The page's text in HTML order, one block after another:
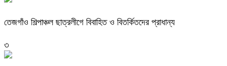
তেজগাঁও শিল্পাঞ্চল ছাত্রলীগে বিবাহিত ও বিতর্কিতদের প্রাধান্য
৩